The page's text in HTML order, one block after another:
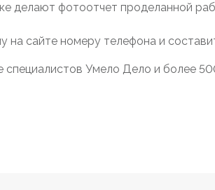
делают фотоотчет проделанной
сайте номеру телефона и
Умело Дело и более